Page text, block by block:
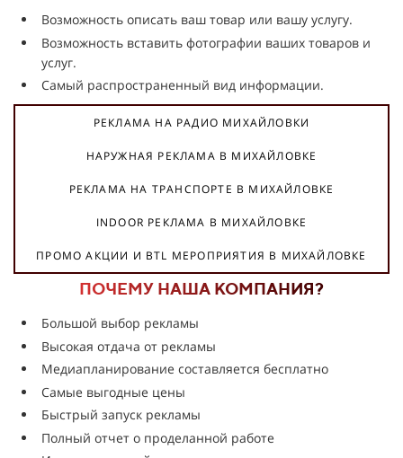
Возможность описать ваш товар или вашу услугу.
Возможность вставить фотографии ваших товаров и
услуг.
Самый распространенный вид информации.
РЕКЛАМА НА РАДИО МИХАЙЛОВКИ
НАРУЖНАЯ РЕКЛАМА В МИХАЙЛОВКЕ
РЕКЛАМА НА ТРАНСПОРТЕ В МИХАЙЛОВКЕ
INDOOR РЕКЛАМА В МИХАЙЛОВКЕ
ПРОМО АКЦИИ И BTL МЕРОПРИЯТИЯ В МИХАЙЛОВКЕ
ПОЧЕМУ НАША КОМПАНИЯ?
Большой выбор рекламы
Высокая отдача от рекламы
Медиапланирование составляется бесплатно
Самые выгодные цены
Быстрый запуск рекламы
Полный отчет о проделанной работе